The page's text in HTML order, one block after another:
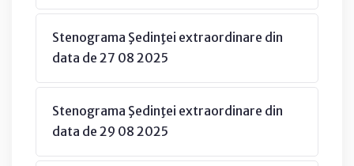
Stenograma Şedinţei extraordinare din
data de 27 08 2025
Stenograma Şedinţei extraordinare din
data de 29 08 2025